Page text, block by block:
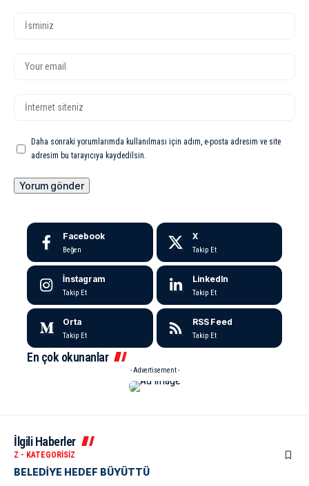
Daha sonraki yorumlarımda kullanılması için adım, e-posta adresim ve site
adresim bu tarayıcıya kaydedilsin.
Facebook
Beğen
X
Takip Et
İnstagram
Takip Et
LinkedIn
Takip Et
Orta
Takip Et
RSS Feed
Takip Et
En çok okunanlar
- Advertisement -
İlgili Haberler
Z - KATEGORISIZ
BELEDİYE HEDEF BÜYÜTTÜ